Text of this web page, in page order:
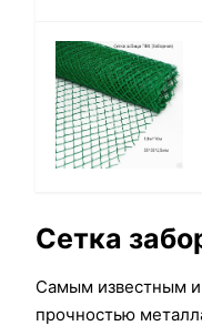
Сетка
Самым известным и
прочностью